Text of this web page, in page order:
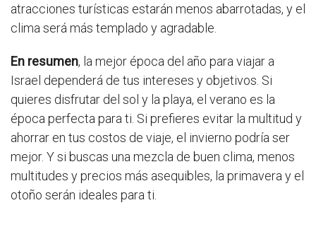
atracciones turísticas estarán menos abarrotadas, y el
clima será más templado y agradable.
En resumen, la mejor época del año para viajar a
Israel dependerá de tus intereses y objetivos. Si
quieres disfrutar del sol y la playa, el verano es la
época perfecta para ti. Si prefieres evitar la multitud y
ahorrar en tus costos de viaje, el invierno podría ser
mejor. Y si buscas una mezcla de buen clima, menos
multitudes y precios más asequibles, la primavera y el
otoño serán ideales para ti.